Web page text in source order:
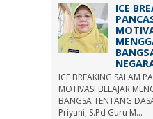
ICE
ICE BREAKING SALAM
MOTIVASI BELAJAR
BANGSA TENTANG
Priyani, S.Pd Guru M...